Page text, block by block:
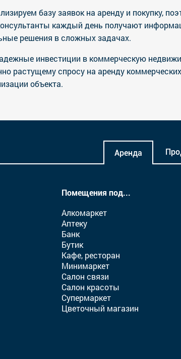
базу заявок на аренду и покупку,
каждый день получают
решения в сложных задачах.
инвестиции в коммерческую
растущему спросу на аренду
объекта.
Аренда
Помещения под...
Алкомаркет
Аптеку
Банк
Бутик
Кафе, ресторан
Минимаркет
Салон связи
Салон красоты
Супермаркет
Цветочный магазин